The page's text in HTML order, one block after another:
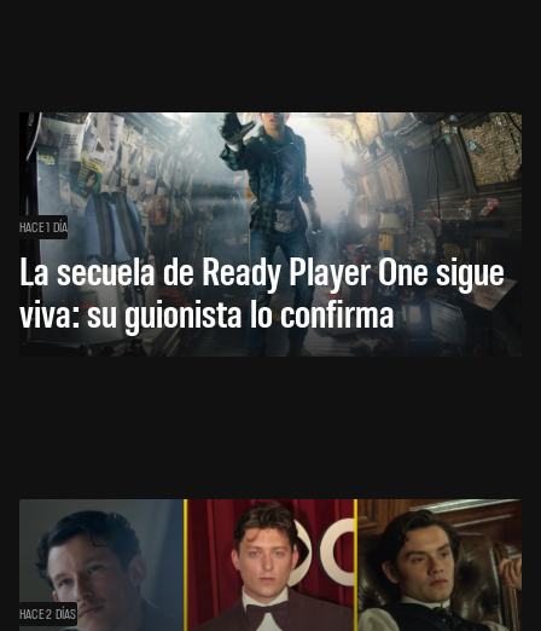
HACE 1 DÍA
La secuela de Ready Player One sigue
viva: su guionista lo confirma
HACE 2 DÍAS